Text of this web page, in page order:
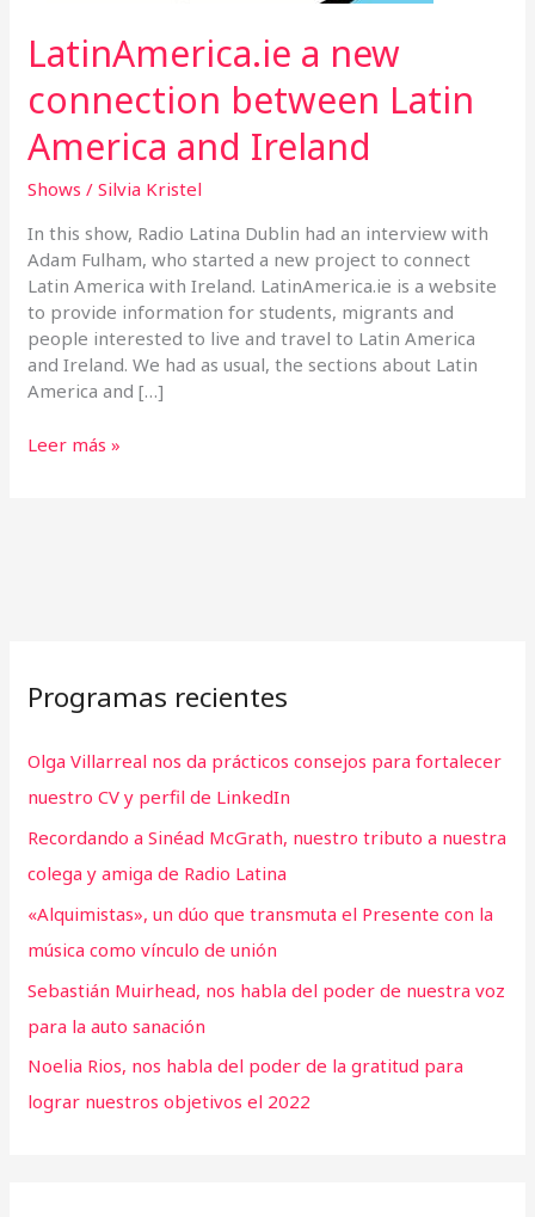
LatinAmerica.ie a new
connection between Latin
America and Ireland
Shows /Silvia Kristel
In this show, Radio Latina Dublin had an interview with
Adam Fulham, who started a new project to connect
Latin America with Ireland. LatinAmerica.ie is a website
to provide information for students, migrants and
people interested to live and travel to Latin America
and Ireland. We had as usual, the sections about Latin
America and […]
Leer más »
Programas recientes
Olga Villarreal nos da prácticos consejos para fortalecer
nuestro CV y perfil de LinkedIn
Recordando a Sinéad McGrath, nuestro tributo a nuestra
colega y amiga de Radio Latina
«Alquimistas», un dúo que transmuta el Presente con la
música como vínculo de unión
Sebastián Muirhead, nos habla del poder de nuestra voz
para la auto sanación
Noelia Rios, nos habla del poder de la gratitud para
lograr nuestros objetivos el 2022